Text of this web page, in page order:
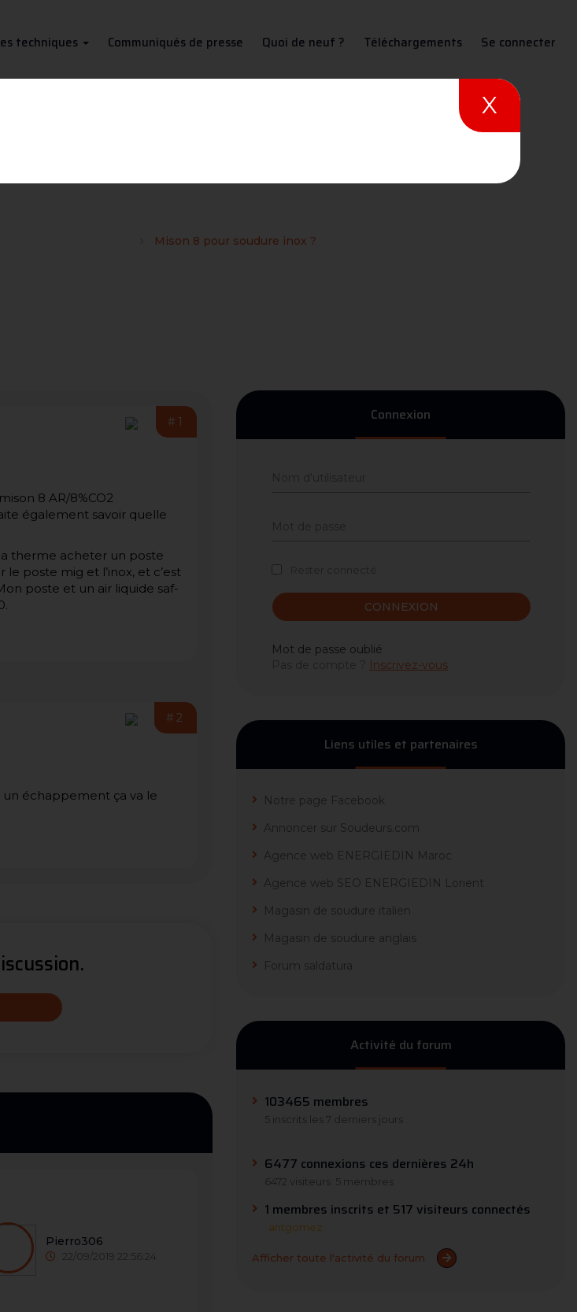
techniques Communiqués de presse Quoi de neuf ? Téléchargements Se connecter
Mison 8 pour soudure inox ?
#1
8 AR/8%CO2
également savoir quelle
therme acheter un poste
poste mig et l’inox, et c’est
poste et un air liquide saf-
#2
un échappement ça va le
Pierro306
22/09/2019 22:56:24
Connexion
CONNEXION
Mot de passe oublié
Inscrivez-vous
Liens utiles et partenaires
Notre page Facebook
Annoncer sur Soudeurs.com
Agence web ENERGIEDIN Maroc
Agence web SEO ENERGIEDIN Lorient
Magasin de soudure italien
Magasin de soudure anglais
Forum saldatura
Activité du forum
103465 membres
5 inscrits les 7 derniers jours
6477 connexions ces dernières 24h
6472 visiteurs 5 membres
1 membres inscrits et 517 visiteurs connectés
antgomez
Afficher toute l'activité du forum
X